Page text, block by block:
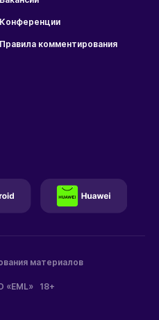
Конференции
Правила комментирования
«EML» 18+
материалов